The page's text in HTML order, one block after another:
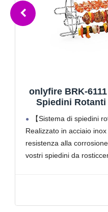
onlyfire
Barbecue,
spiedo, 2X
Inox, 220 V-240
Realizzato in acciaio
installare, usare e pulire.
Motore elettrico con
funzione di inversione